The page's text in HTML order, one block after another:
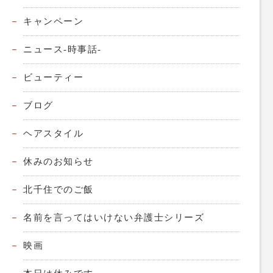
キャンペーン
ニュース-時事話-
ビューティー
ブログ
ヘアスタイル
休みのお知らせ
北千住でのご飯
名前を言ってはいけない弁護士シリーズ
映画